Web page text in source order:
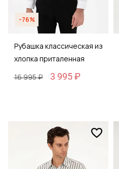
-76%
Рубашка классическая из
хлопка приталенная
16 995 ₽
3 995 ₽